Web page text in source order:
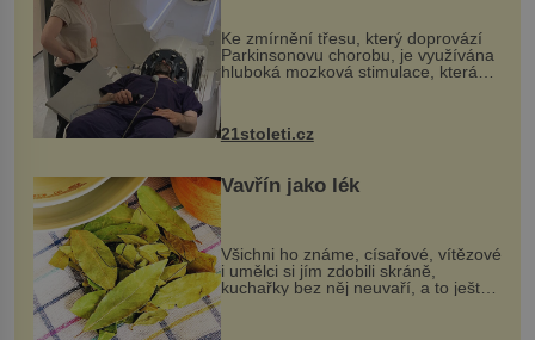
Ke zmírnění třesu, který doprovází
Parkinsonovu chorobu, je využívána
hluboká mozková stimulace, která
však vyžaduje vysoce invazivní
zákrok. Ultrazvuk zase není vhodný
k dostatečně přesnému zacílení ...
21stoleti.cz
Vavřín jako lék
Všichni ho známe, císařové, vítězové
i umělci si jím zdobili skráně,
kuchařky bez něj neuvaří, a to ještě
nevíte, že bobkový list může výrazně
zmírnit některé naše neduhy.